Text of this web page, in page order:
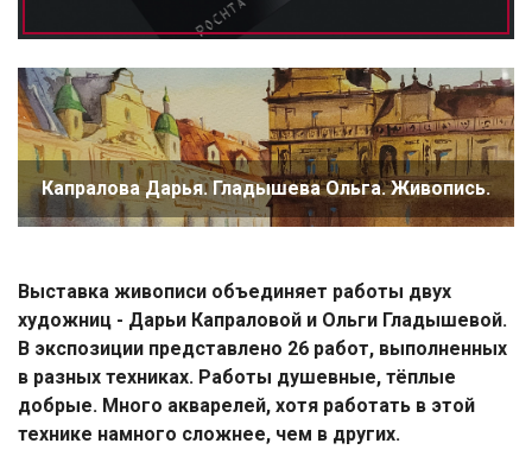
Капралова Дарья. Гладышева Ольга. Живопись.
Выставка живописи объединяет работы двух
художниц - Дарьи Капраловой и Ольги Гладышевой.
В экспозиции представлено 26 работ, выполненных
в разных техниках. Работы душевные, тёплые
добрые. Много акварелей, хотя работать в этой
технике намного сложнее, чем в других.